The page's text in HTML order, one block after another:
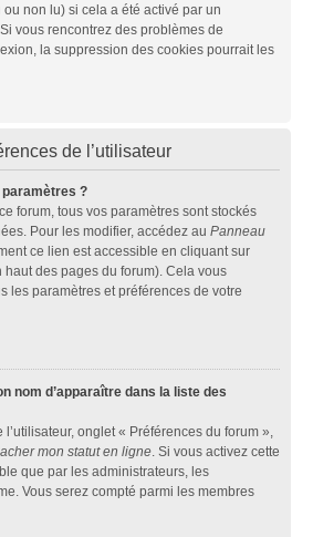
ou non lu) si cela a été activé par un
vous rencontrez des problèmes de
la suppression des cookies pourrait les
de l’utilisateur
?
forum, tous vos paramètres sont stockés
Pour les modifier, accédez au Panneau
ce lien est accessible en cliquant sur
haut des pages du forum). Cela vous
les paramètres et préférences de votre
nom d’apparaître dans la liste des
onglet « Préférences du forum »,
mon statut en ligne. Si vous activez cette
que par les administrateurs, les
Vous serez compté parmi les membres